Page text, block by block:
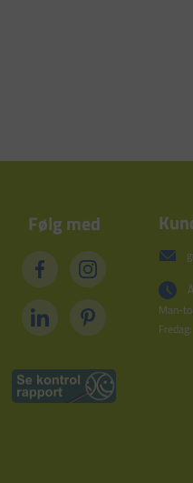
Følg med
Man-
Fredag: